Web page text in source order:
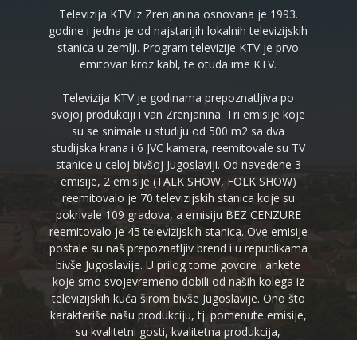
Televizija KTV iz Zrenjanina osnovana je 1993.
godine i jedna je od najstarijih lokalnih televizijskih
stanica u zemlji. Program televizije KTV je prvo
emitovan kroz kabl, te otuda ime KTV.
Televizija KTV je godinama prepoznatljiva po
svojoj produkciji i van Zrenjanina. Tri emisije koje
su se snimale u studiju od 500 m2 sa dva
studijska krana i 6 JVC kamera, reemitovale su TV
stanice u celoj bivšoj Jugoslaviji. Od navedene 3
emisije, 2 emisije (TALK SHOW, FOLK SHOW)
reemitovalo je 70 televizijskih stanica koje su
pokrivale 109 gradova, a emisiju BEZ CENZURE
reemitovalo je 45 televizijskih stanica. Ove emisije
postale su naš prepoznatljiv brend i u republikama
bivše Jugoslavije. U prilog tome govore i ankete
koje smo svojevremeno dobili od naših kolega iz
televizijskih kuća širom bivše Jugoslavije. Ono što
karakteriše našu produkciju, tj. pomenute emisije,
su kvalitetni gosti, kvalitetna produkcija,